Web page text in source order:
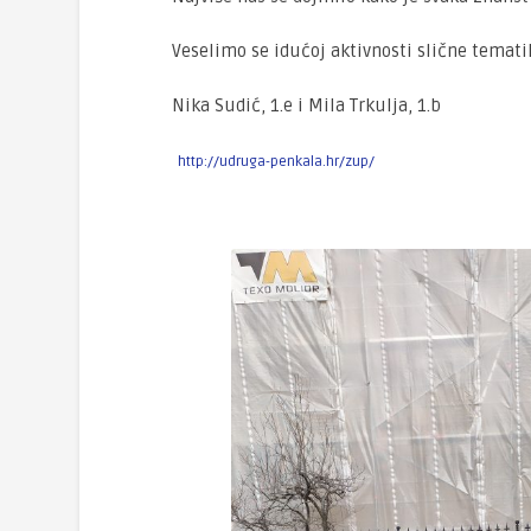
Veselimo se idućoj aktivnosti slične
Nika Sudić, 1.e i Mila Trkulja, 1.b
http://udruga-penkala.hr/zup/